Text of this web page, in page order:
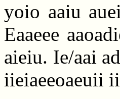
yoio aaiu
Eaaeee
aieiu. Ie/aai
iieiaeeoaeuii